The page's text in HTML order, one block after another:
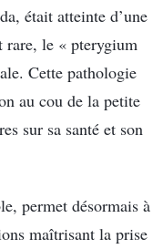
était atteinte d’une
rare, le « pterygium
Cette pathologie
au cou de la petite
sur sa santé et son
permet désormais à
maîtrisant la prise